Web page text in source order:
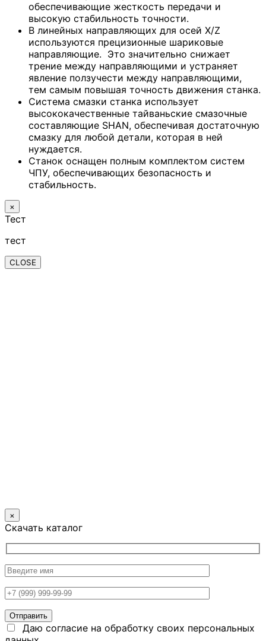
обеспечивающие жесткость передачи и
высокую стабильность точности.
В линейных направляющих для осей X/Z
используются прецизионные шариковые
направляющие. Это значительно снижает
трение между направляющими и устраняет
явление ползучести между направляющими,
тем самым повышая точность движения станка.
Система смазки станка использует
высококачественные тайваньские смазочные
составляющие SHAN, обеспечивая достаточную
смазку для любой детали, которая в ней
нуждается.
Станок оснащен полным комплектом систем
ЧПУ, обеспечивающих безопасность и
стабильность.
×
Тест
тест
CLOSE
×
Скачать каталог
Даю согласие на обработку своих персональных